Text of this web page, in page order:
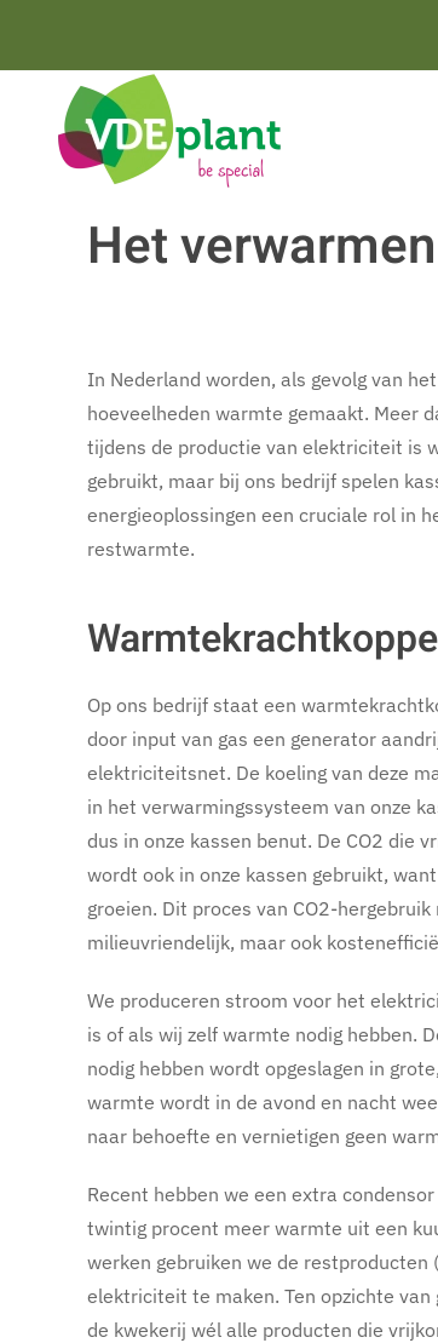
Terug naar hoofdinhoud
Het
In Nederland worden, als gevolg van
hoeveelheden warmte gemaakt. Meer
tijdens de productie van elektriciteit is
gebruikt, maar bij ons bedrijf spelen
energieoplossingen een cruciale rol in
restwarmte.
Op ons bedrijf staat een
door input van gas een generator
elektriciteitsnet. De koeling van deze
in het verwarmingssysteem van onze
dus in onze kassen benut. De CO2 die
wordt ook in onze kassen gebruikt,
groeien. Dit proces van CO2-
milieuvriendelijk, maar ook
We produceren stroom voor het
is of als wij zelf warmte nodig hebben.
nodig hebben wordt opgeslagen in
warmte wordt in de avond en nacht
naar behoefte en vernietigen geen
Recent hebben we een extra
twintig procent meer warmte uit een
werken gebruiken we de restproducten
elektriciteit te maken. Ten opzichte
de kwekerij wél alle producten die